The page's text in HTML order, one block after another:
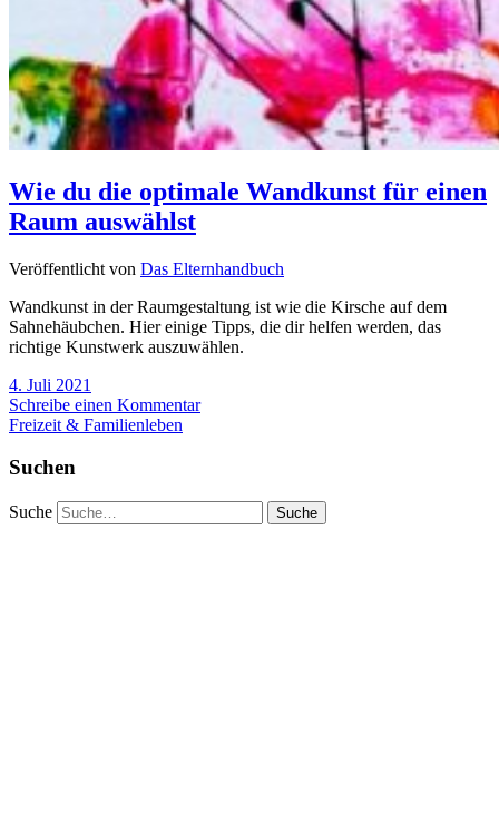
Wie du die optimale Wandkunst für einen
Raum auswählst
Veröffentlicht von Das Elternhandbuch
Wandkunst in der Raumgestaltung ist wie die Kirsche auf dem
Sahnehäubchen. Hier einige Tipps, die dir helfen werden, das
richtige Kunstwerk auszuwählen.
4. Juli 2021
Schreibe einen Kommentar
Freizeit & Familienleben
Suchen
Suche